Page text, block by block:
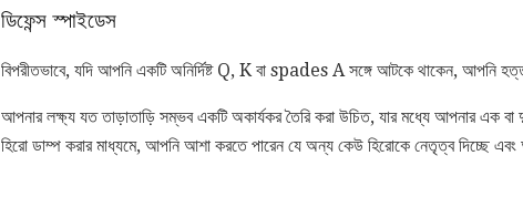
ডিফেন্স স্পাইডেস
বিপরীতভাবে, যদি আপনি একটি অনির্দিষ্ট Q, K বা spades A সঙ্গে আটকে থাকেন, আপনি
আপনার লক্ষ্য যত তাড়াতাড়ি সম্ভব একটি অকার্যকর তৈরি করা উচিত, যার মধ্যে আপনার এক বা
হিরো ডাম্প করার মাধ্যমে, আপনি আশা করতে পারেন যে অন্য কেউ হিরোকে নেতৃত্ব দিচ্ছে